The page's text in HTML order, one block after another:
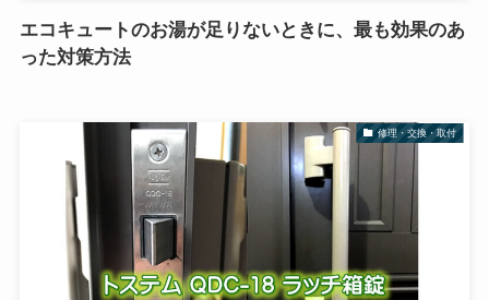
エコキュートのお湯が足りないときに、最も効果のあ
った対策方法
修理・交換・取付